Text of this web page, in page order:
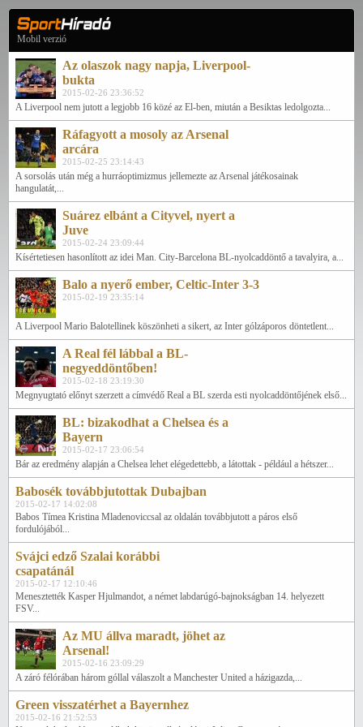
Mobil verzió
Az olaszok nagy napja, Liverpool-
bukta
2015-02-26 23:36:52
A Liverpool nem jutott a legjobb 16 közé az El-ben, miután a Besiktas ledolgozta...
Ráfagyott a mosoly az Arsenal
arcára
2015-02-25 23:14:43
A sorsolás után még a hurráoptimizmus jellemezte az Arsenal játékosainak
hangulatát,...
Suárez elbánt a Cityvel, nyert a
Juve
2015-02-24 23:09:44
Kísértetiesen hasonlított az idei Man. City-Barcelona BL-nyolcaddöntő a tavalyira, a...
Balo a nyerő ember, Celtic-Inter 3-3
2015-02-19 23:35:14
A Liverpool Mario Balotellinek köszönheti a sikert, az Inter gólzáporos döntetlent...
A Real fél lábbal a BL-
negyeddöntőben!
2015-02-18 23:19:30
Megnyugtató előnyt szerzett a címvédő Real a BL szerda esti nyolcaddöntőjének első...
BL: bizakodhat a Chelsea és a
Bayern
2015-02-17 23:06:54
Bár az eredmény alapján a Chelsea lehet elégedettebb, a látottak - például a hétszer...
Babosék továbbjutottak Dubajban
2015-02-17 14:02:08
Babos Tímea Kristina Mladenoviccsal az oldalán továbbjutott a páros első
fordulójából...
Svájci edző Szalai korábbi
csapatánál
2015-02-17 12:10:46
Menesztették Kasper Hjulmandot, a német labdarúgó-bajnokságban 14. helyezett
FSV...
Az MU állva maradt, jöhet az
Arsenal!
2015-02-16 23:09:29
A záró félórában három góllal válaszolt a Manchester United a házigazda,...
Green visszatérhet a Bayernhez
2015-02-16 21:52:53